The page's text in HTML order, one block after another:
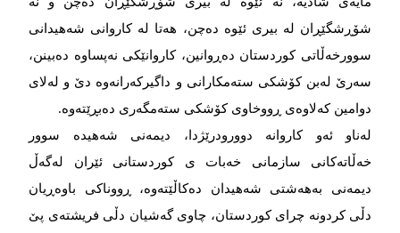
شۆڕشگێڕان لە بیری ئێوە دەچن، هەتا لە کاروانی شەهیدانی
سوورخەڵاتی کوردستان دەڕوانین، کاروانێکی نەپساوە دەبینن،
سەرێ لەبن کۆشکی ستەمکارانی و داگیرکەرانەوە دێ و لەلای
دوامین کەلاوەی ڕووخاوی کۆشکی ستەمگەری دەبڕێتەوە.
لەناو ئەو کاروانە دوورودرێژدا، دیمەنی شەهیدە سوور
خەڵاتەکانی سازمانی خەبات ی کوردستانی ئێران لەگەڵ
دیمەنی بەهەشتی شەهیدان دەکاڵێتەوە، ڕووناکی باوەڕیان
دڵی کردونە چرای کوردستان، چاوی گەشیان دڵی فریشتەی پێ